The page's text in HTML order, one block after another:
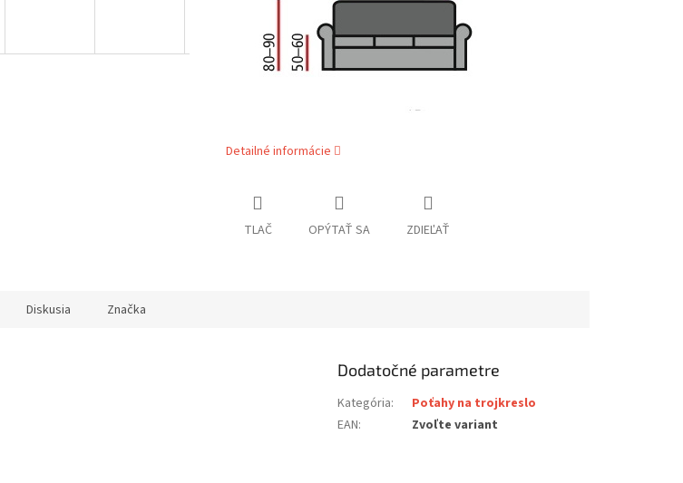
Detailné informácie
TLAČ OPÝTAŤ SA ZDIEĽAŤ
Diskusia Značka
Dodatočné parametre
Kategória:
Poťahy na trojkreslo
EAN: Zvoľte variant